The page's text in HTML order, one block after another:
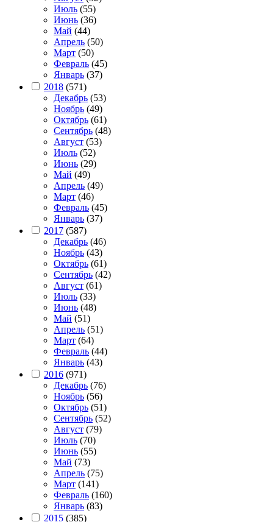
Июль (55)
Июнь (36)
Май (44)
Апрель (50)
Март (50)
Февраль (45)
Январь (37)
2018 (571)
Декабрь (53)
Ноябрь (49)
Октябрь (61)
Сентябрь (48)
Август (53)
Июль (52)
Июнь (29)
Май (49)
Апрель (49)
Март (46)
Февраль (45)
Январь (37)
2017 (587)
Декабрь (46)
Ноябрь (43)
Октябрь (61)
Сентябрь (42)
Август (61)
Июль (33)
Июнь (48)
Май (51)
Апрель (51)
Март (64)
Февраль (44)
Январь (43)
2016 (971)
Декабрь (76)
Ноябрь (56)
Октябрь (51)
Сентябрь (52)
Август (79)
Июль (70)
Июнь (55)
Май (73)
Апрель (75)
Март (141)
Февраль (160)
Январь (83)
2015 (385)